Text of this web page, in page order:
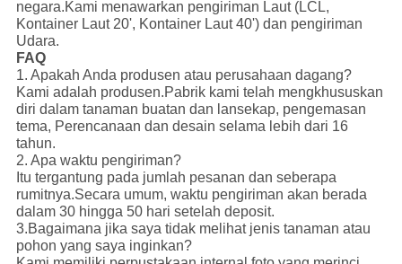
negara.Kami menawarkan pengiriman Laut (LCL,
Kontainer Laut 20', Kontainer Laut 40') dan pengiriman
Udara.
FAQ
1. Apakah Anda produsen atau perusahaan dagang?
Kami adalah produsen.Pabrik kami telah mengkhususkan
diri dalam tanaman buatan dan lansekap, pengemasan
tema, Perencanaan dan desain selama lebih dari 16
tahun.
2. Apa waktu pengiriman?
Itu tergantung pada jumlah pesanan dan seberapa
rumitnya.Secara umum, waktu pengiriman akan berada
dalam 30 hingga 50 hari setelah deposit.
3.Bagaimana jika saya tidak melihat jenis tanaman atau
pohon yang saya inginkan?